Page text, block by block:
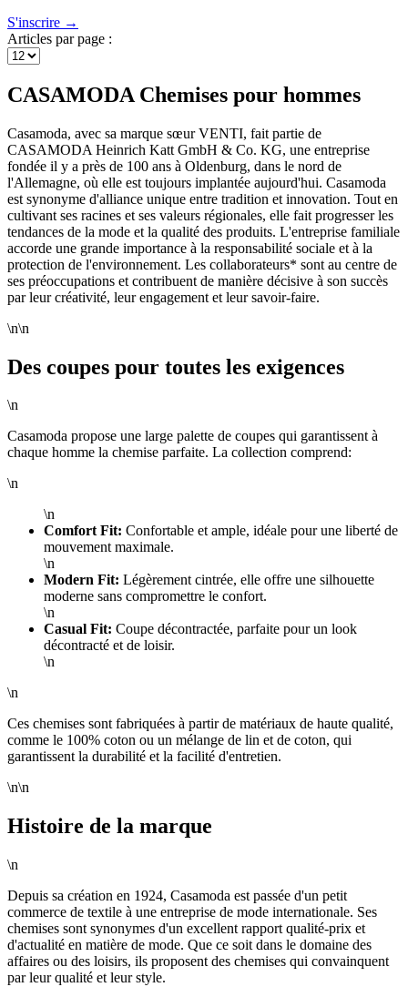
S'inscrire →
Articles par page :
CASAMODA Chemises pour hommes
Casamoda, avec sa marque sœur VENTI, fait partie de
CASAMODA Heinrich Katt GmbH & Co. KG, une entreprise
fondée il y a près de 100 ans à Oldenburg, dans le nord de
l'Allemagne, où elle est toujours implantée aujourd'hui. Casamoda
est synonyme d'alliance unique entre tradition et innovation. Tout en
cultivant ses racines et ses valeurs régionales, elle fait progresser les
tendances de la mode et la qualité des produits. L'entreprise familiale
accorde une grande importance à la responsabilité sociale et à la
protection de l'environnement. Les collaborateurs* sont au centre de
ses préoccupations et contribuent de manière décisive à son succès
par leur créativité, leur engagement et leur savoir-faire.
\n\n
Des coupes pour toutes les exigences
\n
Casamoda propose une large palette de coupes qui garantissent à
chaque homme la chemise parfaite. La collection comprend:
\n
\n
Comfort Fit: Confortable et ample, idéale pour une liberté de
mouvement maximale.
\n
Modern Fit: Légèrement cintrée, elle offre une silhouette
moderne sans compromettre le confort.
\n
Casual Fit: Coupe décontractée, parfaite pour un look
décontracté et de loisir.
\n
\n
Ces chemises sont fabriquées à partir de matériaux de haute qualité,
comme le 100% coton ou un mélange de lin et de coton, qui
garantissent la durabilité et la facilité d'entretien.
\n\n
Histoire de la marque
\n
Depuis sa création en 1924, Casamoda est passée d'un petit
commerce de textile à une entreprise de mode internationale. Ses
chemises sont synonymes d'un excellent rapport qualité-prix et
d'actualité en matière de mode. Que ce soit dans le domaine des
affaires ou des loisirs, ils proposent des chemises qui convainquent
par leur qualité et leur style.